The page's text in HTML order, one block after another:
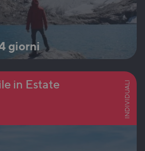
giorni
in Estate INDIVIDUALI